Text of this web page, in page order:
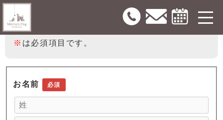
以下のフォームに必要事項をご入力の上、「送
信」ボタンをクリックしてください。
※ は必須項目です。
お名前 必須